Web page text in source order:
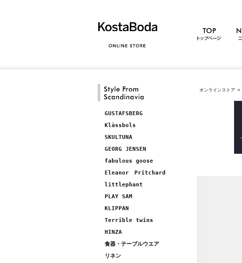
GUSTAFSBERG
Klässbols
SKULTUNA
GEORG JENSEN
fabulous goose
Eleanor Pritchard
littlephant
PLAY SAM
KLIPPAN
Terrible twins
HINZA
食器・テーブルウエア
リネン
オンラインストア >